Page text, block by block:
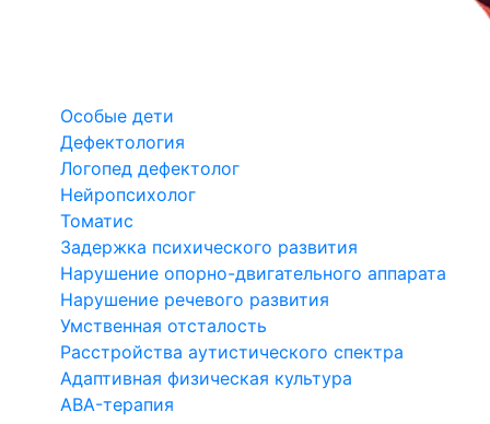
Особые дети
Дефектология
Логопед дефектолог
Нейропсихолог
Томатис
Задержка психического развития
Нарушение опорно-двигательного аппарата
Нарушение речевого развития
Умственная отсталость
Расстройства аутистического спектра
Адаптивная физическая культура
ABA-терапия